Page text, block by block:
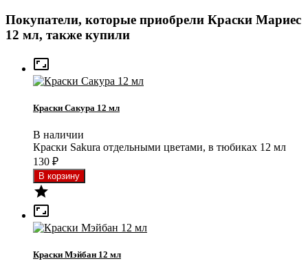
Покупатели, которые приобрели Краски Мариес
12 мл, также купили

Краски Сакура 12 мл
В наличии
Краски Sakura отдельными цветами, в тюбиках 12 мл
130 ₽


Краски Мэйбан 12 мл